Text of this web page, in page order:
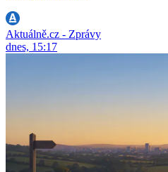
Aktuálně.cz - Zprávy
dnes, 15:17